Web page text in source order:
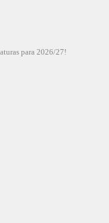
para 2026/27!